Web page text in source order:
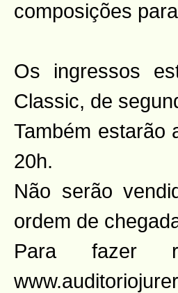
composições
Os ingressos
Classic, de
Também estarão
20h.
Não serão
ordem de
Para fazer